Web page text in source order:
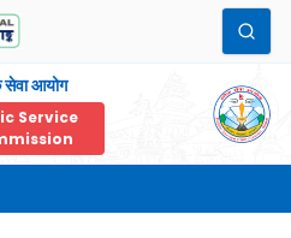
सेवा आयोग
Service